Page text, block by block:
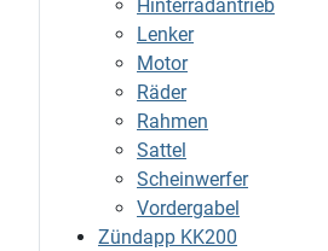
Hinterradantrieb
Lenker
Motor
Räder
Rahmen
Sattel
Scheinwerfer
Vordergabel
Zündapp KK200